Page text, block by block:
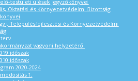
testületi ülések jegyzőkönyvei
Oktatási és Környezetvédelmi Bizottság
Településfejlesztési és Környezetvédelmi
vagyoni helyzetéről
időszak
időszak
2020-2024
1.